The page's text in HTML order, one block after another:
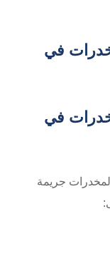
في
في
جريمة